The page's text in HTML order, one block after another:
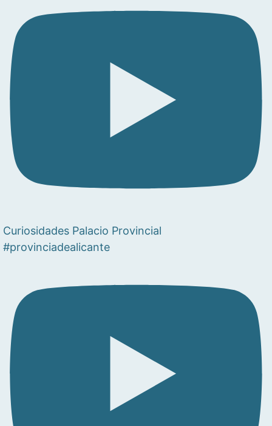
Curiosidades Palacio Provincial
#provinciadealicante